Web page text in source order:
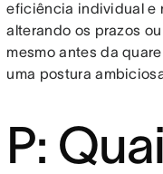
eficiência individual e
alterando os prazos
mesmo antes da
uma postura
P: